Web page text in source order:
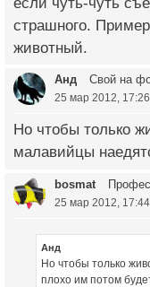
если чуть-чуть
страшного.
животный.
Анд Свой на
25 мар 2012, 17:26
Но чтобы только
малавийцы
bosmat
25 мар 2012, 17:44
Анд
Но чтобы только
плохо им потом